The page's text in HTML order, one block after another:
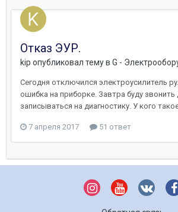
Отказ ЭУР.
kip опубликовал тему в G -
Сегодня отключился электроусилитель
ошибка на приборке. Завтра буду звонить
записываться на диагностику. У кого
7 апреля 2017 51 ответ